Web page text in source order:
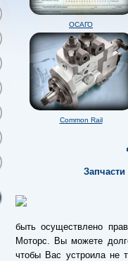
ОСАГО
Common Rail
быть осуществлено
Моторс. Вы можете
чтобы Вас устроила не